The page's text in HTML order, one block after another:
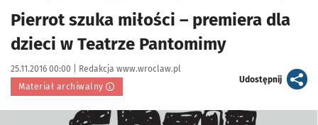
Pierrot szuka miłości – premiera dla
dzieci w Teatrze Pantomimy
Data publikacji:
25.11.2016 00:00 | Autor:
Redakcja www.wroclaw.pl
Materiał archiwalny
Udostępnijartykuł
Kliknij, aby powiększyć